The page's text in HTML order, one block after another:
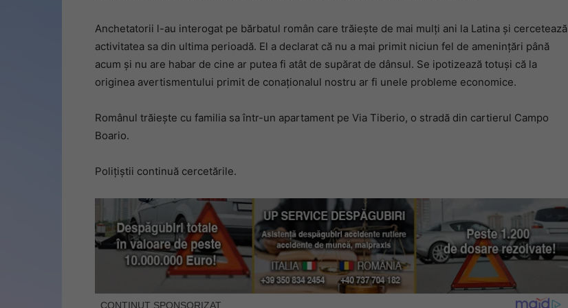
Italia
Anchetatorii l-au interogat pe bărbatul român care trăiește de mai mulți ani la Latina și cercetează
activitatea sa din ultima perioadă. El a declarat că nu a mai primit niciun fel de amenințări până
acum și nu are habar de cine ar putea fi atât de supărat de dânsul. Se ipotizează totuși că la
originea avertismentului primit de conaționalul nostru ar fi unele probleme economice.
Românul trăiește cu familia sa într-un apartament pe Via Tiberio, o stradă din cartierul Campo
Boario.
Polițiștii continuă cercetările.